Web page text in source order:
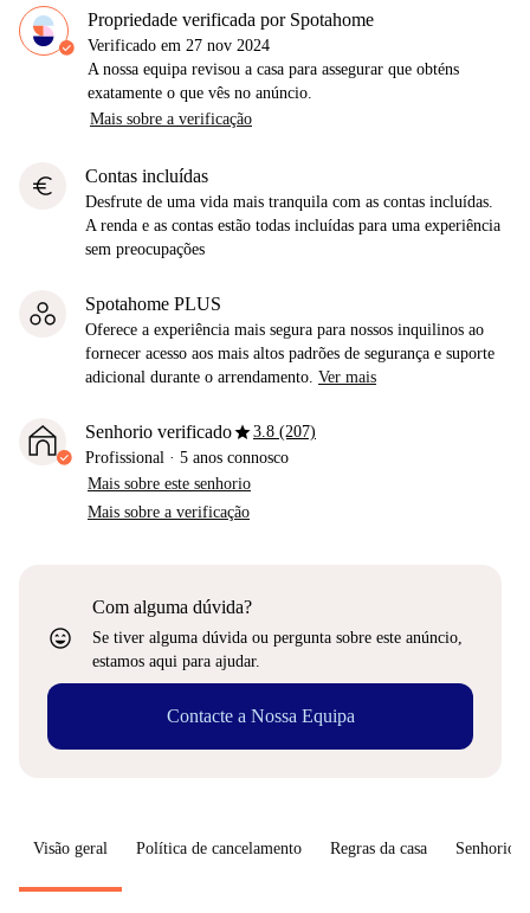
Propriedade verificada por Spotahome
Verificado em 27 nov 2024
A nossa equipa revisou a casa para assegurar que obténs
exatamente o que vês no anúncio.
Mais sobre a verificação
euro Contas incluídas
Desfrute de uma vida mais tranquila com as contas incluídas.
A renda e as contas estão todas incluídas para uma experiência
sem preocupações
Spotahome PLUS
Oferece a experiência mais segura para nossos inquilinos ao
fornecer acesso aos mais altos padrões de segurança e suporte
adicional durante o arrendamento. Ver mais
Senhorio verificadostar3.8 (207)
Profissional · 5 anos connosco
Mais sobre este senhorio
Mais sobre a verificação
sentiment_very_satisfied
Com alguma dúvida?
Se tiver alguma dúvida ou pergunta sobre este anúncio,
estamos aqui para ajudar.
Contacte a Nossa Equipa
Visão geral Política de cancelamento Regras da casa Senhorio